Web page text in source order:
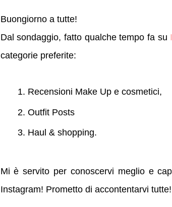
Buongiorno a tutte!
Dal sondaggio, fatto qualche tempo fa su
categorie preferite:
Recensioni Make Up e cosmetici,
Outfit Posts
Haul & shopping.
Mi è servito per conoscervi meglio e
Instagram! Prometto di accontentarvi tutte!